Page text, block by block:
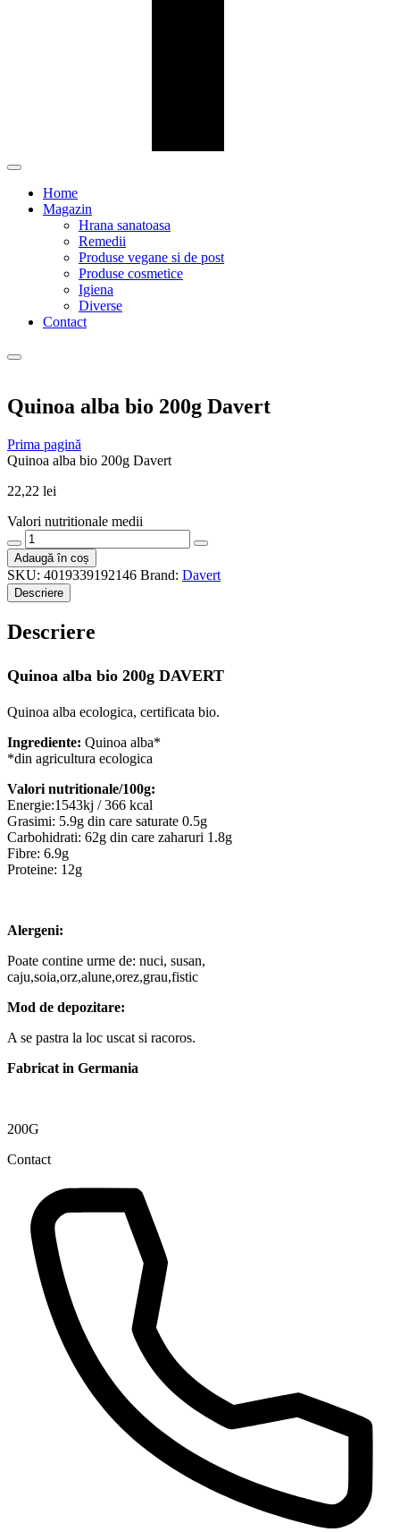
Home
Magazin
Hrana sanatoasa
Remedii
Produse vegane si de post
Produse cosmetice
Igiena
Diverse
Contact
Quinoa alba bio 200g Davert
Prima pagină
Quinoa alba bio 200g Davert
22,22 lei
Valori nutritionale medii
Cantitate
Quinoa
alba
bio
200g
Adaugă în coș
SKU: 4019339192146 Brand: Davert
Descriere
Descriere
Quinoa alba bio 200g DAVERT
Quinoa alba ecologica, certificata bio.
Ingrediente: Quinoa alba*
*din agricultura ecologica
Valori nutritionale/100g:
Energie:1543kj / 366 kcal
Grasimi: 5.9g din care saturate 0.5g
Carbohidrati: 62g din care zaharuri 1.8g
Fibre: 6.9g
Proteine: 12g
Alergeni:
Poate contine urme de: nuci, susan,
caju,soia,orz,alune,orez,grau,fistic
Mod de depozitare:
A se pastra la loc uscat si racoros.
Fabricat in Germania
200G
Contact